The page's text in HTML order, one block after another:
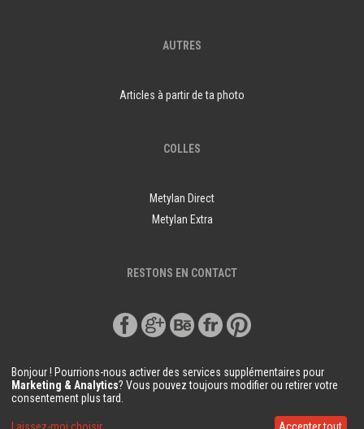
AUTRES
Articles à partir de ta photo
COLLES
Metylan Direct
Metylan Extra
RESTONS EN CONTACT
Bonjour ! Pourrions-nous activer des services supplémentaires pour
Marketing & Analytics? Vous pouvez toujours modifier ou retirer votre
consentement plus tard.